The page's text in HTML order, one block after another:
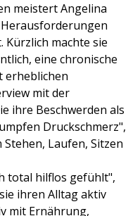
meistert Angelina
machte sie
eine chronische
erheblichen
mit der
ihre Beschwerden als
Druckschmerz",
Laufen, Sitzen
total hilflos gefühlt",
ihren Alltag aktiv
mit Ernährung,